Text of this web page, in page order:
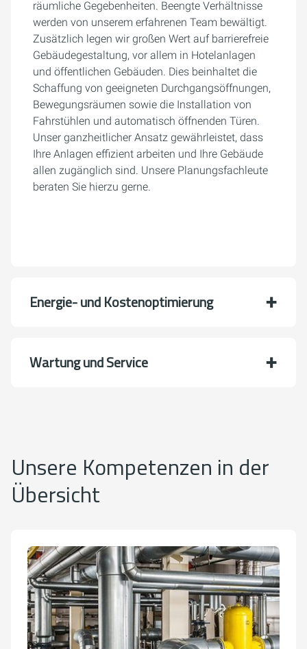
räumliche Gegebenheiten. Beengte Verhältnisse
werden von unserem erfahrenen Team bewältigt.
Zusätzlich legen wir großen Wert auf barrierefreie
Gebäudegestaltung, vor allem in Hotelanlagen
und öffentlichen Gebäuden. Dies beinhaltet die
Schaffung von geeigneten Durchgangsöffnungen,
Bewegungsräumen sowie die Installation von
Fahrstühlen und automatisch öffnenden Türen.
Unser ganzheitlicher Ansatz gewährleistet, dass
Ihre Anlagen effizient arbeiten und Ihre Gebäude
allen zugänglich sind. Unsere Planungsfachleute
beraten Sie hierzu gerne.
Energie- und Kostenoptimierung
Wartung und Service
Unsere Kompetenzen in der
Übersicht